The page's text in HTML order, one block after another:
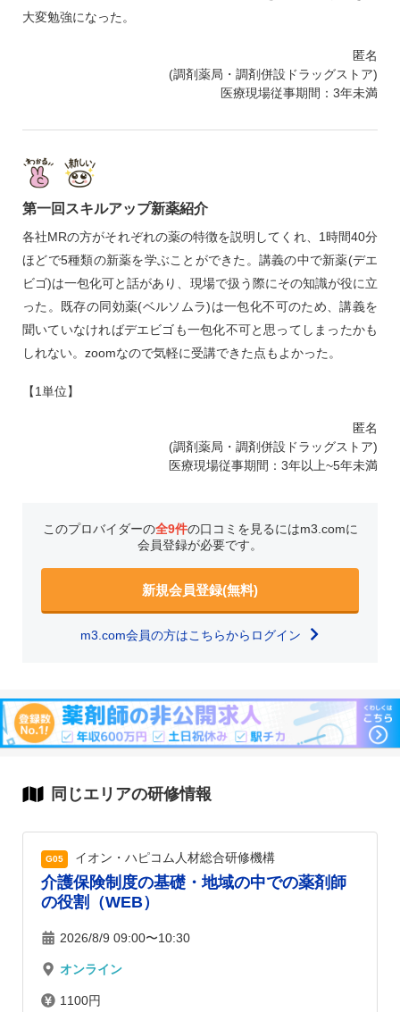
大変勉強になった。
匿名
(調剤薬局・調剤併設ドラッグストア)
医療現場従事期間：3年未満
第一回スキルアップ新薬紹介
各社MRの方がそれぞれの薬の特徴を説明してくれ、1時間40分
ほどで5種類の新薬を学ぶことができた。講義の中で新薬(デエ
ビゴ)は一包化可と話があり、現場で扱う際にその知識が役に立
った。既存の同効薬(ベルソムラ)は一包化不可のため、講義を
聞いていなければデエビゴも一包化不可と思ってしまったかも
しれない。zoomなので気軽に受講できた点もよかった。
【1単位】
匿名
(調剤薬局・調剤併設ドラッグストア)
医療現場従事期間：3年以上~5年未満
このプロバイダーの全9件の口コミを見るにはm3.comに
会員登録が必要です。
新規会員登録(無料)
m3.com会員の方はこちらからログイン
同じエリアの研修情報
G05 イオン・ハピコム人材総合研修機構
介護保険制度の基礎・地域の中での薬剤師
の役割（WEB）
2026/8/9 09:00〜10:30
オンライン
1100円